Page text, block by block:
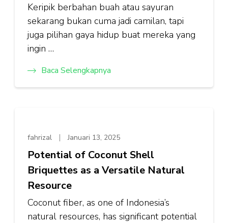
Keripik berbahan buah atau sayuran
sekarang bukan cuma jadi camilan, tapi
juga pilihan gaya hidup buat mereka yang
ingin …
Baca Selengkapnya
fahrizal Januari 13, 2025
Potential of Coconut Shell
Briquettes as a Versatile Natural
Resource
Coconut fiber, as one of Indonesia’s
natural resources, has significant potential